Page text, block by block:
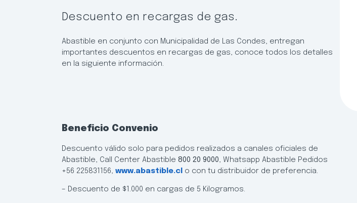
Descuento en recargas de gas.
Abastible en conjunto con Municipalidad de Las Condes, entregan
importantes descuentos en recargas de gas, conoce todos los detalles
en la siguiente información.
Beneficio Convenio
Descuento válido solo para pedidos realizados a canales oficiales de
Abastible, Call Center Abastible 800 20 9000, Whatsapp Abastible Pedidos
+56 225831156, www.abastible.cl o con tu distribuidor de preferencia.
– Descuento de $1.000 en cargas de 5 Kilogramos.